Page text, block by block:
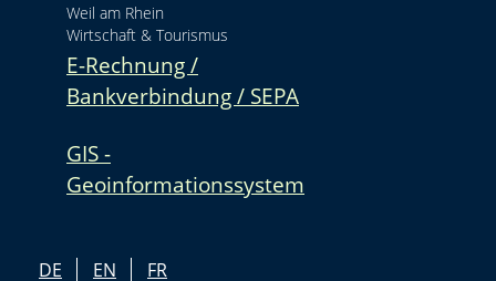
Weil am Rhein
Wirtschaft & Tourismus
E-Rechnung /
Bankverbindung / SEPA
GIS -
Geoinformationssystem
DE EN FR